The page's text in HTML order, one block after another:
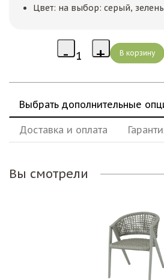
Цвет: на выбор: серый,
Выбрать дополнительные
Доставка и оплата
Вы смотрели